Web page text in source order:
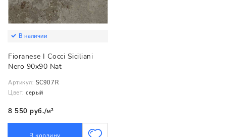
В наличии
Fioranese I Cocci Siciliani
Nero 90x90 Nat
Артикул: SC907R
Цвет: серый
8 550 руб./м²